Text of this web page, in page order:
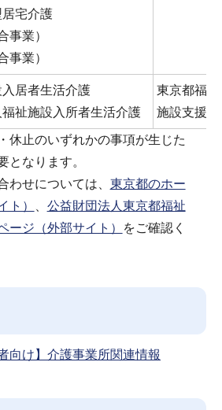
宅介護
事業）
事業）
居者生活介護
祉施設入所者生活介護
東京都福
施設支援
休止のいずれかの事項が生じた
となります。
わせについては、 東京都のホー
ト）
公益財団法人東京都福祉
ージ（外部サイト）
をご確認く
向け】介護事業所関連情報